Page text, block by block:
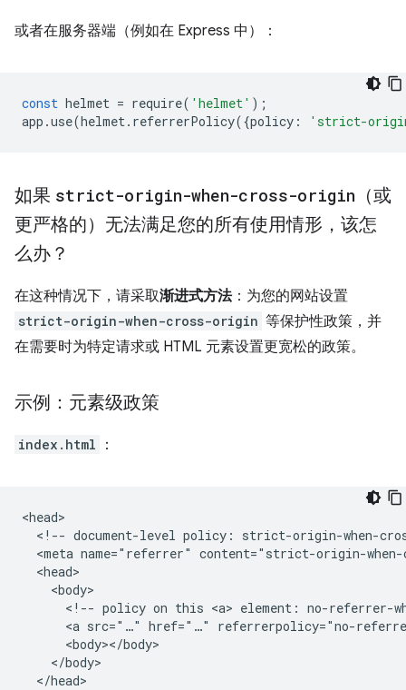
或者在服务器端（例如在 Express 中）：
const helmet = require( 'helmet' );
app .use(helmet . referrerPolicy({policy : 'strict-
如果 strict-origin-when-cross-origin （或
更严格的）无法满足您的所有使用情形，该怎
么办？
在这种情况下，请采取渐进式方法：为您的网站设置
strict-origin-when-cross-origin 等保护性政策，并
在需要时为特定请求或 HTML 元素设置更宽松的政策。
示例：元素级政策
index.html ：
<head>
<!-- document-level policy: strict-origin-when-
<meta name="referrer" content="strict-origin-
  <head>
    <body>
<!-- policy on this <a> element: no-referrer-
<a src="…" href="…" referrerpolicy="no-
      <body></body>
    </body>
  </head>